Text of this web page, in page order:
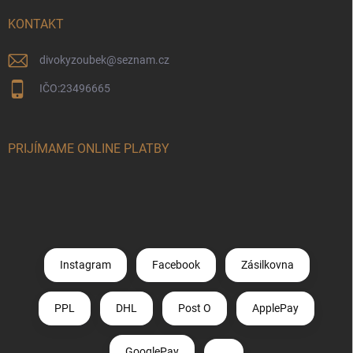
KONTAKT
divokyzoubek@seznam.cz
IČO:23496665
PRIJÍMAME ONLINE PLATBY
Instagram Facebook Zásilkovna
PPL DHL Post O ApplePay